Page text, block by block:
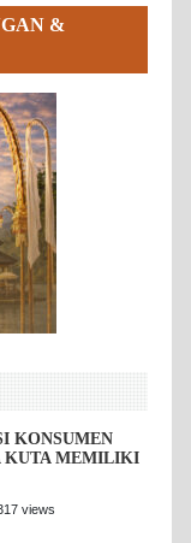
&
KONSUMEN
KUTA MEMILIKI
views